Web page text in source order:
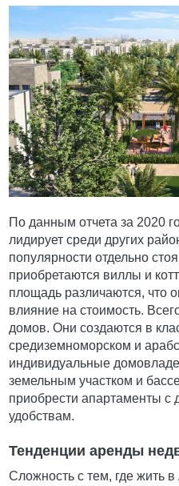
По данным отчета за 2020
лидирует среди других
популярности отдельно
приобретаются виллы и
площадь различаются, что
влияние на стоимость.
домов. Они создаются в
средиземноморском и
индивидуальные
земельным участком и
приобрести апартаменты с
удобствам.
Тенденции аренды
Сложность с тем, где жить